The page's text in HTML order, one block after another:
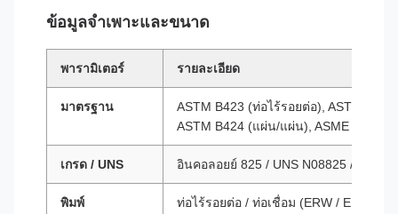
ข้อมูลจำเพาะและขนาด
พารามิเตอร์ รายละเอียด
มาตรฐาน
ASTM B423 (ท่อไร้รอยต่อ), ASTM
ASTM B424 (แผ่น/แผ่น), ASME SB423
เกรด / UNS อินคอลอยย์ 825 / UNS N08825 / W.Nr.
พิมพ์ ท่อไร้รอยต่อ / ท่อเชื่อม (ERW / EFW)